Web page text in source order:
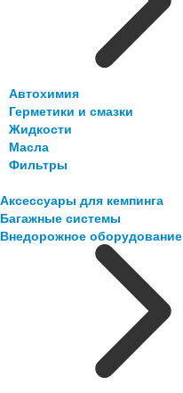
Автохимия
Герметики и смазки
Жидкости
Масла
Фильтры
Аксессуары для кемпинга
Багажные системы
Внедорожное оборудование